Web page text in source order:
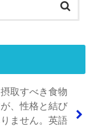
取すべき食物
、性格と結び
ません。英語